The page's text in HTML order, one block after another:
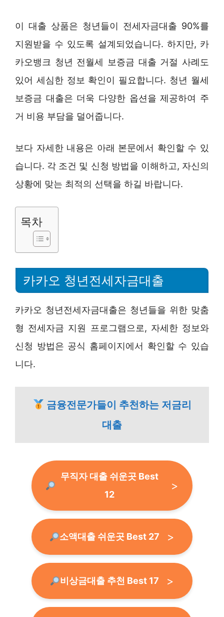
이 대출 상품은 청년들이 전세자금대출 90%를
지원받을 수 있도록 설계되었습니다. 하지만, 카
카오뱅크 청년 전월세 보증금 대출 거절 사례도
있어 세심한 정보 확인이 필요합니다. 청년 월세
보증금 대출은 더욱 다양한 옵션을 제공하여 주
거 비용 부담을 덜어줍니다.
보다 자세한 내용은 아래 본문에서 확인할 수 있
습니다. 각 조건 및 신청 방법을 이해하고, 자신의
상황에 맞는 최적의 선택을 하길 바랍니다.
목차
카카오 청년전세자금대출
카카오 청년전세자금대출은 청년들을 위한 맞춤
형 전세자금 지원 프로그램으로, 자세한 정보와
신청 방법은 공식 홈페이지에서 확인할 수 있습
니다.
금융전문가들이 추천하는 저금리
대출
무직자 대출 쉬운곳 Best
12
소액대출 쉬운곳 Best 27
비상금대출 추천 Best 17